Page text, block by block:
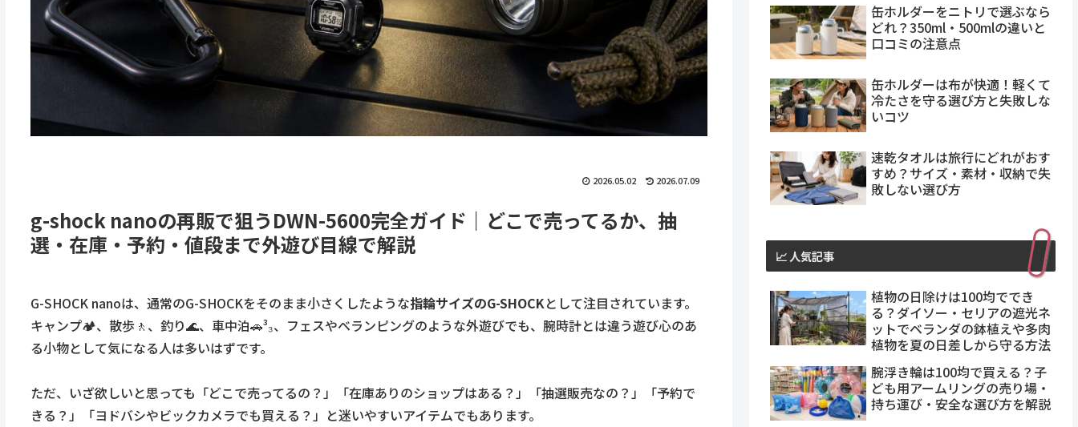
2026.05.02 2026.07.09
g-shock nanoの再販で狙うDWN-5600完全ガイド｜どこで売ってるか、抽
選・在庫・予約・値段まで外遊び目線で解説
G-SHOCK nanoは、通常のG-SHOCKをそのまま小さくしたような指輪サイズのG-SHOCKとして注目されています。
キャンプ🏕、散歩🚶、釣り🌊、車中泊🚗³₃、フェスやベランピングのような外遊びでも、腕時計とは違う遊び心のあ
る小物として気になる人は多いはずです。
ただ、いざ欲しいと思っても「どこで売ってるの？」「在庫ありのショップはある？」「抽選販売なの？」「予約で
きる？」「ヨドバシやビックカメラでも買える？」と迷いやすいアイテムでもあります。
缶ホルダーをニトリで選ぶなら
どれ？350ml・500mlの違いと
口コミの注意点
缶ホルダーは布が快適！軽くて
冷たさを守る選び方と失敗しな
いコツ
速乾タオルは旅行にどれがおす
すめ？サイズ・素材・収納で失
敗しない選び方
📈 人気記事
植物の日除けは100均ででき
る？ダイソー・セリアの遮光ネ
ットでベランダの鉢植えや多肉
植物を夏の日差しから守る方法
腕浮き輪は100均で買える？子
ども用アームリングの売り場・
持ち運び・安全な選び方を解説